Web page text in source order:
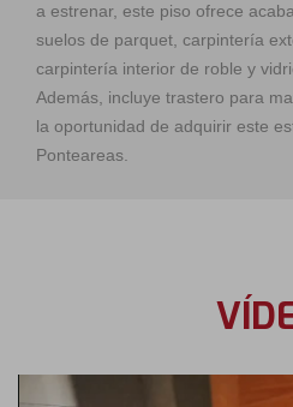
a estrenar, este piso ofrece
suelos de parquet, carpintería
carpintería interior de roble y
Además, incluye trastero para
la oportunidad de adquirir este
Ponteareas.